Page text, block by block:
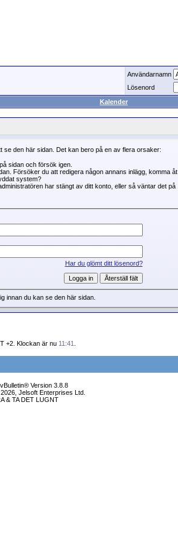
Användarnamn
Lösenord
Kalender
se den här sidan. Det kan bero på en av flera orsaker:
sidan och försök igen.
Försöker du att redigera någon annans inlägg, komma åt
system?
har stängt av ditt konto, eller så väntar det på
Har du glömt ditt lösenord?
innan du kan se den här sidan.
+2. Klockan är nu 11:41
Version 3.8.8
Jelsoft Enterprises Ltd.
& TA DET LUGNT